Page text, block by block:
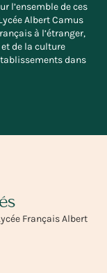
l’ensemble de ces
Albert Camus
à l’étranger,
de la culture
dans
Français Albert